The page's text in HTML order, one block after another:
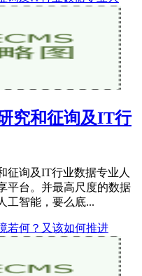
究和征询及IT行
征询及IT行业数据专业人
平台。并最高尺度的数据
工智能，要么底...